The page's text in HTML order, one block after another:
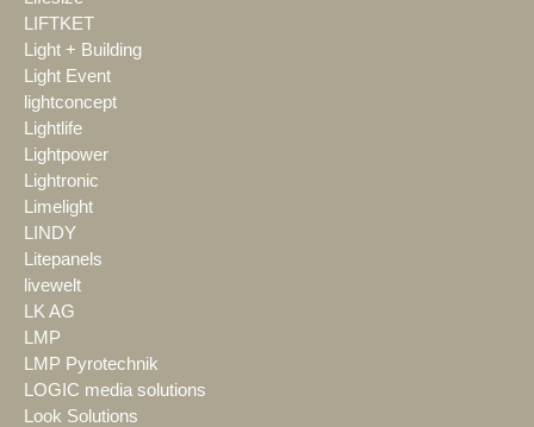
LIFTKET
Light + Building
Light Event
lightconcept
Lightlife
Lightpower
Lightronic
Limelight
LINDY
Litepanels
livewelt
LK AG
LMP
LMP Pyrotechnik
LOGIC media solutions
Look Solutions